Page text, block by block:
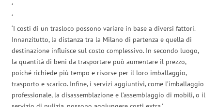
‘
‘
‘I costi di un trasloco possono variare in base a diversi fattori.
Innanzitutto, la distanza tra la Milano di partenza e quella di
destinazione influisce sul costo complessivo. In secondo luogo,
la quantità di beni da trasportare può aumentare il prezzo,
poiché richiede più tempo e risorse per il loro imballaggio,
trasporto e scarico. Infine, i servizi aggiuntivi, come l’imballaggio
professionale, la disassemblazione e l’assemblaggio di mobili, o il